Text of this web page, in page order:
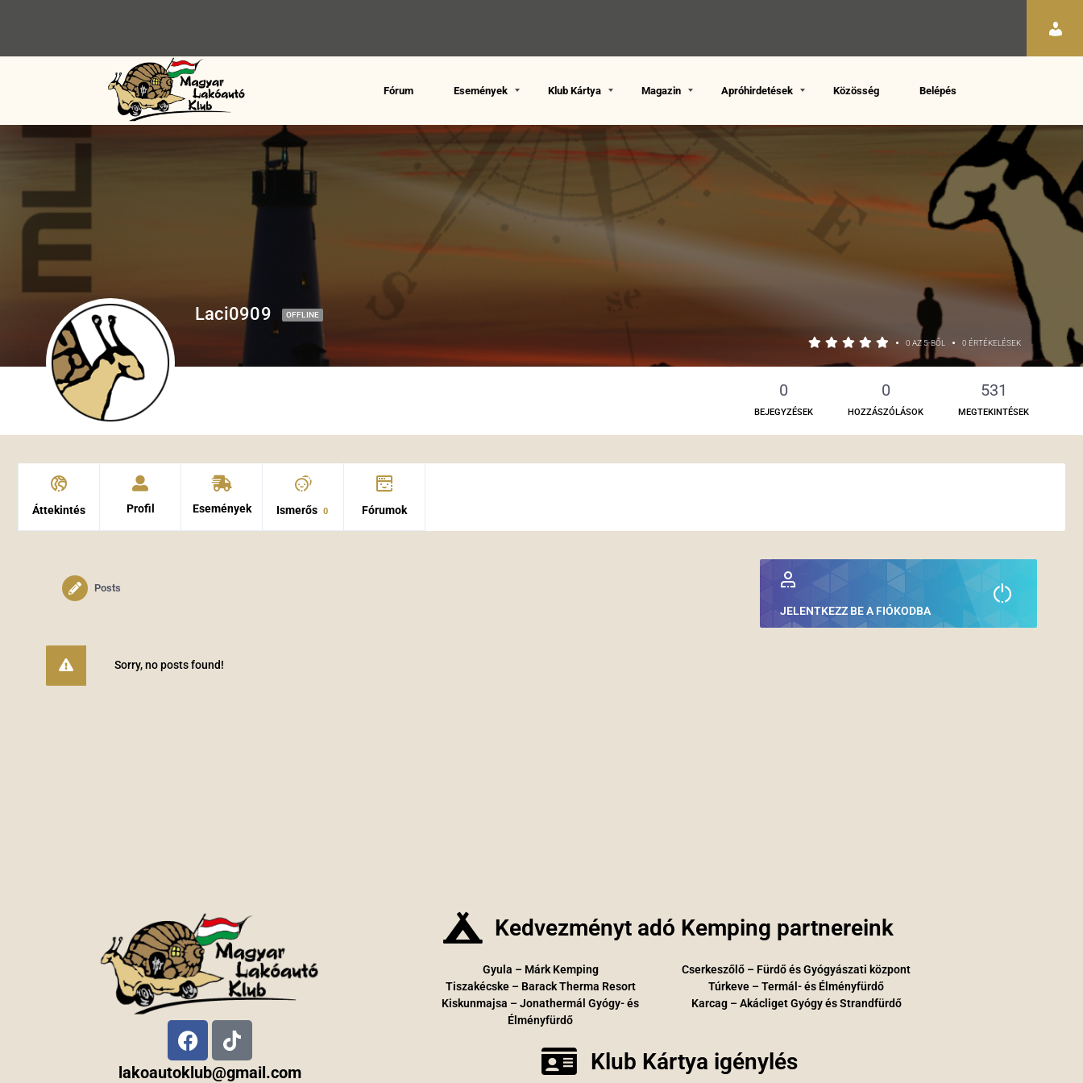
Fórum Események Klub Kártya Magazin Apróhirdetések Közösség Belépés
Laci0909 OFFLINE
• 0 AZ 5-BŐL • 0 ÉRTÉKELÉSEK
0
BEJEGYZÉSEK
0
HOZZÁSZÓLÁSOK
531
MEGTEKINTÉSEK
Áttekintés Profil Események Ismerős 0 Fórumok
Posts
Sorry, no posts found!
JELENTKEZZ BE A FIÓKODBA
lakoautoklub@gmail.com
Kedvezményt adó Kemping partnereink
Gyula – Márk Kemping
Tiszakécske – Barack Therma Resort
Kiskunmajsa – Jonathermál Gyógy- és
Élményfürdő
Cserkeszőlő – Fürdő és Gyógyászati központ
Túrkeve – Termál- és Élményfürdő
Karcag – Akácliget Gyógy és Strandfürdő
Klub Kártya igénylés